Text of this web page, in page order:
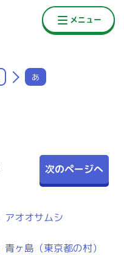
あ
次のページへ
アオオサムシ
青ヶ島（東京都の村）